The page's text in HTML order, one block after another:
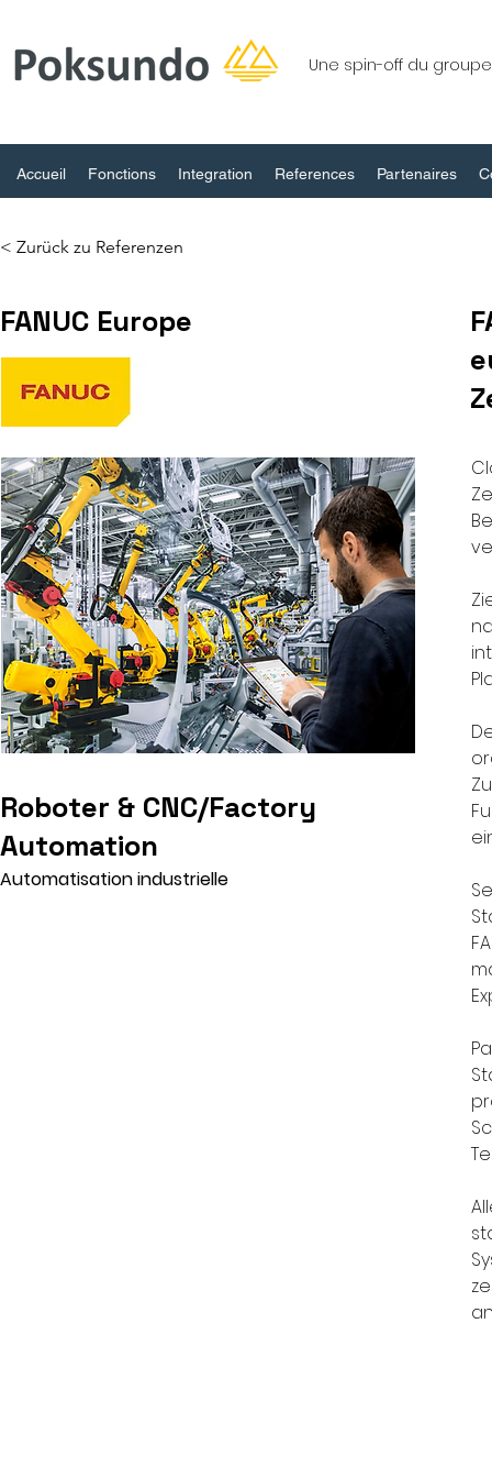
Une spin-off du
Accueil Fonctions Integration References Partenaires
< Zurück zu Referenzen
FANUC Europe
Roboter & CNC/Factory
Automation
Automatisation industrielle